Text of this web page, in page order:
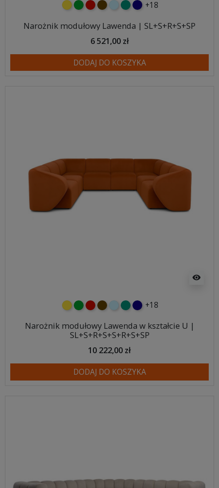
żółtyzielonyczerwony
czekoladowy
błękitnyturkusowy
granatowy
+18
Narożnik modułowy Lawenda | SL+S+R+S+SP
6 521,00 zł
DODAJ DO KOSZYKA
visibility
żółtyzielonyczerwony
czekoladowy
błękitnyturkusowy
granatowy
+18
Narożnik modułowy Lawenda w kształcie U |
SL+S+R+S+S+R+S+SP
10 222,00 zł
DODAJ DO KOSZYKA